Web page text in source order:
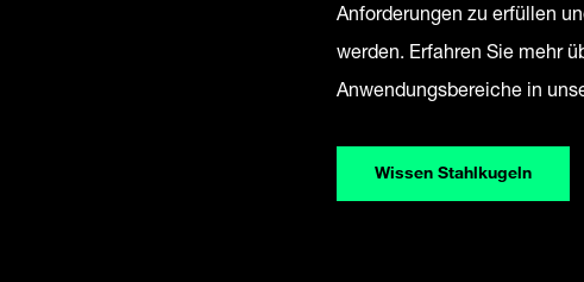
Anforderungen zu erfüllen
werden. Erfahren Sie mehr
Anwendungsbereiche in
Wissen Stahlkugeln